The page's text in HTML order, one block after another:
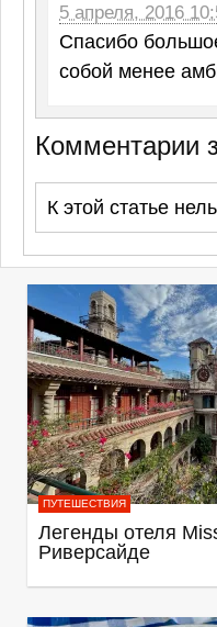
5 апреля, 2016
Спасибо
собой менее
Комментарии
К этой статье
ПУТЕШЕСТВИЯ
Легенды отеля
Риверсайде